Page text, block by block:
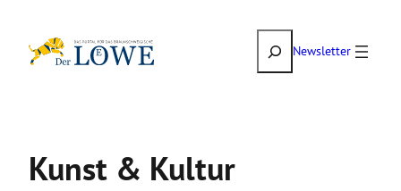
Inhalt
SuchenNewsletter
Kunst & Kultur